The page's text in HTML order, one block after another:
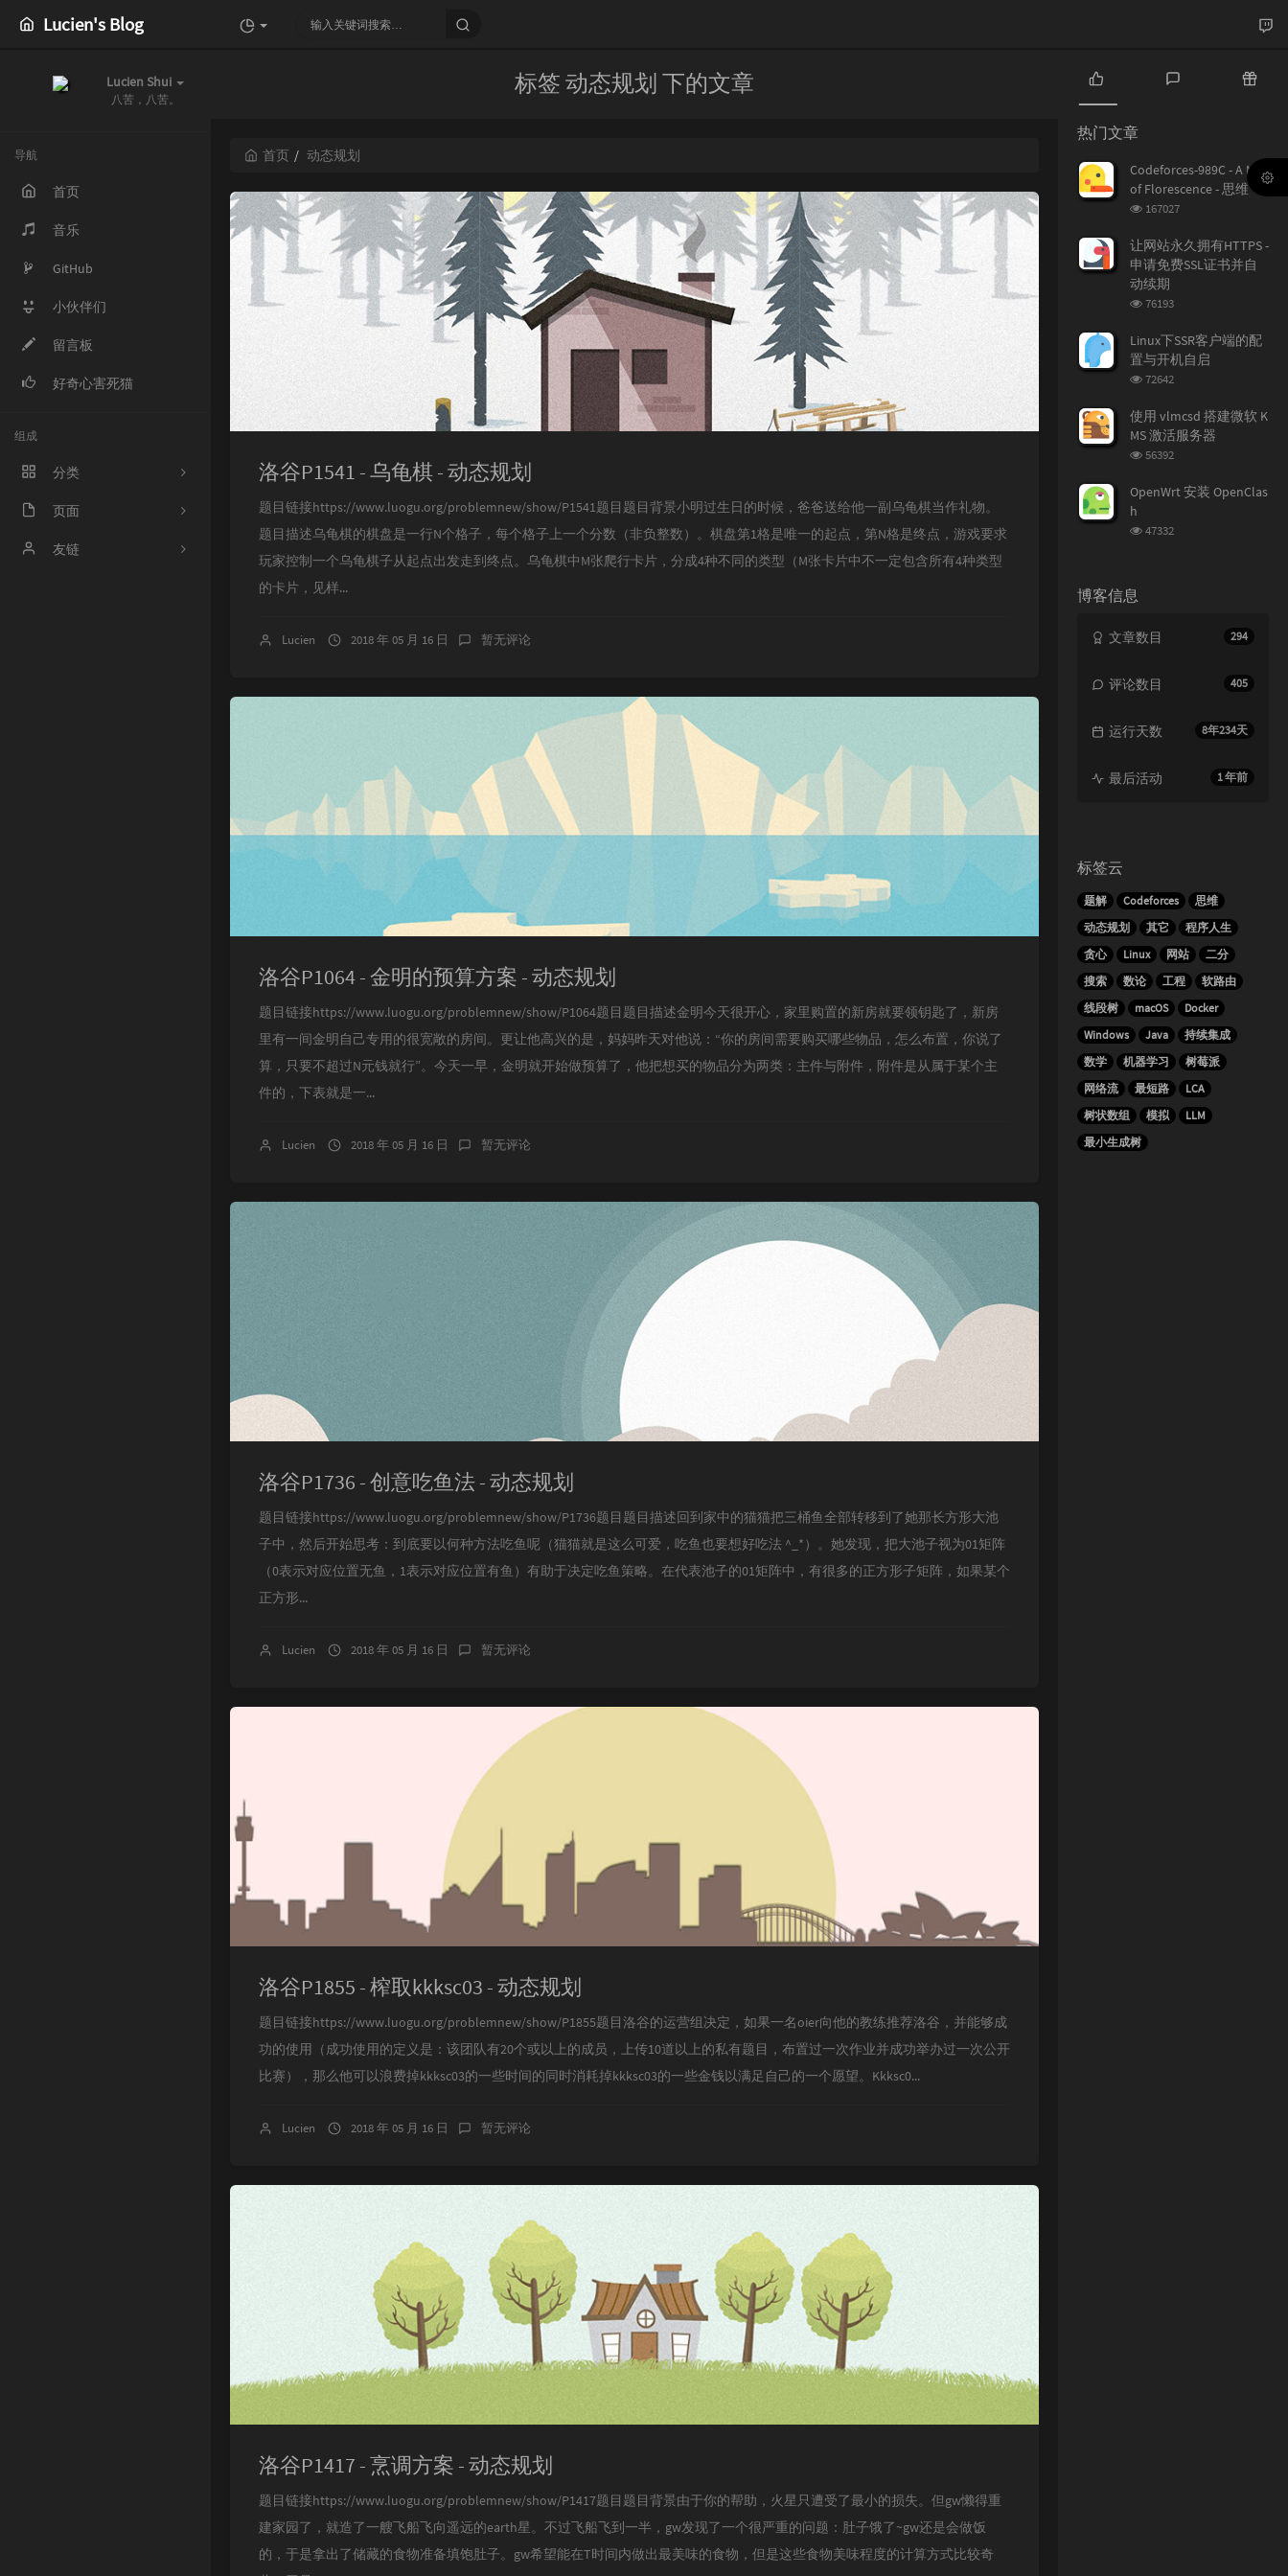
Lucien's Blog
Lucien Shui
八苦，八苦。
导航
首页
音乐
GitHub
小伙伴们
留言板
好奇心害死猫
组成
分类
程序人生
ACM
页面
好奇心害死猫
友链
标签 动态规划 下的文章
首页 动态规划
洛谷P1541 - 乌龟棋 - 动态规划
题目链接https://www.luogu.org/problemnew/show/P1541题目题目背景小明过生日的时候，爸爸送给他一副乌龟棋当作礼物。
题目描述乌龟棋的棋盘是一行N个格子，每个格子上一个分数（非负整数）。棋盘第1格是唯一的起点，第N格是终点，游戏要求
玩家控制一个乌龟棋子从起点出发走到终点。乌龟棋中M张爬行卡片，分成4种不同的类型（M张卡片中不一定包含所有4种类型
的卡片，见样...
Lucien 2018 年 05 月 16 日 暂无评论
洛谷P1064 - 金明的预算方案 - 动态规划
题目链接https://www.luogu.org/problemnew/show/P1064题目题目描述金明今天很开心，家里购置的新房就要领钥匙了，新房
里有一间金明自己专用的很宽敞的房间。更让他高兴的是，妈妈昨天对他说：“你的房间需要购买哪些物品，怎么布置，你说了
算，只要不超过N元钱就行”。今天一早，金明就开始做预算了，他把想买的物品分为两类：主件与附件，附件是从属于某个主
件的，下表就是一...
Lucien 2018 年 05 月 16 日 暂无评论
洛谷P1736 - 创意吃鱼法 - 动态规划
题目链接https://www.luogu.org/problemnew/show/P1736题目题目描述回到家中的猫猫把三桶鱼全部转移到了她那长方形大池
子中，然后开始思考：到底要以何种方法吃鱼呢（猫猫就是这么可爱，吃鱼也要想好吃法 ^_*）。她发现，把大池子视为01矩阵
（0表示对应位置无鱼，1表示对应位置有鱼）有助于决定吃鱼策略。在代表池子的01矩阵中，有很多的正方形子矩阵，如果某个
正方形...
Lucien 2018 年 05 月 16 日 暂无评论
洛谷P1855 - 榨取kkksc03 - 动态规划
题目链接https://www.luogu.org/problemnew/show/P1855题目洛谷的运营组决定，如果一名oier向他的教练推荐洛谷，并能够成
功的使用（成功使用的定义是：该团队有20个或以上的成员，上传10道以上的私有题目，布置过一次作业并成功举办过一次公开
比赛），那么他可以浪费掉kkksc03的一些时间的同时消耗掉kkksc03的一些金钱以满足自己的一个愿望。Kkksc0...
Lucien 2018 年 05 月 16 日 暂无评论
洛谷P1417 - 烹调方案 - 动态规划
题目链接https://www.luogu.org/problemnew/show/P1417题目题目背景由于你的帮助，火星只遭受了最小的损失。但gw懒得重
建家园了，就造了一艘飞船飞向遥远的earth星。不过飞船飞到一半，gw发现了一个很严重的问题：肚子饿了~gw还是会做饭
的，于是拿出了储藏的食物准备填饱肚子。gw希望能在T时间内做出最美味的食物，但是这些食物美味程度的计算方式比较奇
热
门
文
章
章
热门文章
Codeforces-989C - A Mist
of Florescence - 思维
浏
次
数:
167027
让网站永久拥有HTTPS -
申请免费SSL证书并自
动续期
浏
次
数:
76193
Linux下SSR客户端的配
置与开机自启
浏
次
数:
72642
使用 vlmcsd 搭建微软 K
MS 激活服务器
浏
次
56392
OpenWrt 安装 OpenClas
h
浏
47332
博客信息
294
文章数目
405
评论数目
8年234天
运行天数
1 年前
最后活动
标签云
题解 Codeforces
思维
动态规划
其它
程序人生
贪心
Linux 网站
二分
搜索
数论 工程
软路由
线段树
macOS
Docker
Windows
Java
持续集成
数学
机器学习
树莓派
网络流
最短路
LCA
树状数组
模拟
LLM
最小生成树